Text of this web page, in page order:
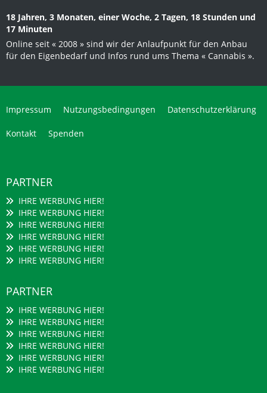
18 Jahren, 3 Monaten, einer Woche, 2 Tagen, 18 Stunden und
17 Minuten
Online seit « 2008 » sind wir der Anlaufpunkt für den Anbau
für den Eigenbedarf und Infos rund ums Thema « Cannabis ».
Impressum Nutzungsbedingungen Datenschutzerklärung
Kontakt Spenden
PARTNER
IHRE WERBUNG HIER!
IHRE WERBUNG HIER!
IHRE WERBUNG HIER!
IHRE WERBUNG HIER!
IHRE WERBUNG HIER!
IHRE WERBUNG HIER!
PARTNER
IHRE WERBUNG HIER!
IHRE WERBUNG HIER!
IHRE WERBUNG HIER!
IHRE WERBUNG HIER!
IHRE WERBUNG HIER!
IHRE WERBUNG HIER!